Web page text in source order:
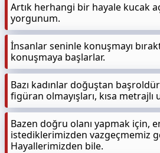
Artık herhangi bir hayale kucak
yorgunum.
İnsanlar seninle konuşmayı
konuşmaya başlarlar.
Bazı kadınlar doğuştan
figüran olmayışları, kısa metrajlı
Bazen doğru olanı yapmak için,
istediklerimizden vazgeçmemiz
Hayallerimizden bile.